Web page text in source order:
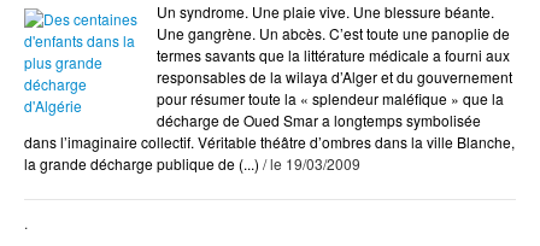
Dessin
Dessiné par Tastet
Documents
Ds Show
Un syndrome. Une plaie vive. Une blessure béante.
Une gangrène. Un abcès. C’est toute une panoplie de
termes savants que la littérature médicale a fourni aux
responsables de la wilaya d’Alger et du gouvernement
pour résumer toute la « splendeur maléfique » que la
décharge de Oued Smar a longtemps symbolisée
dans l’imaginaire collectif. Véritable théâtre d’ombres dans la ville Blanche,
la grande décharge publique de (...) / le 19/03/2009
.